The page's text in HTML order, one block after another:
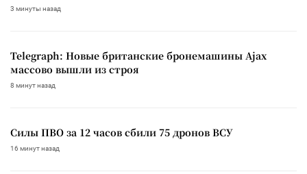
3 минуты назад
Telegraph: Новые британские бронемашины Ajax
массово вышли из строя
8 минут назад
Силы ПВО за 12 часов сбили 75 дронов ВСУ
16 минут назад